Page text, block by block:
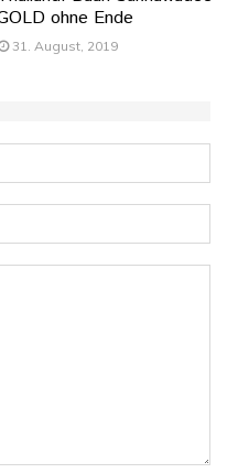
ohne Ende
31. August, 2019